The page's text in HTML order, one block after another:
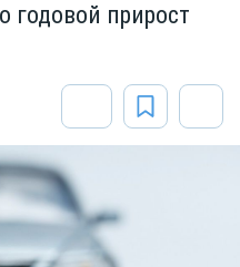
годовой прирост